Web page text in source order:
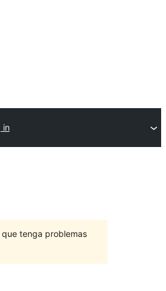
in
tenga problemas